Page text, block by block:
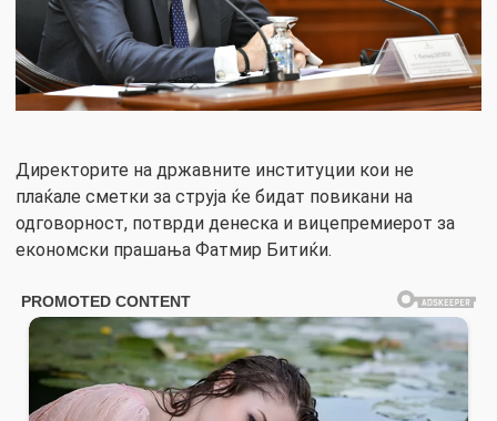
Директорите на државните институции кои не
плаќале сметки за струја ќе бидат повикани на
одговорност, потврди денеска и вицепремиерот за
економски прашања Фатмир Битиќи.